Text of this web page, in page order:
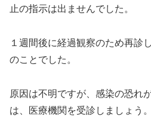
止の指示は出ませんでした。
１週間後に経過観察のため再診
のことでした。
原因は不明ですが、感染の恐れ
は、医療機関を受診しましょう。